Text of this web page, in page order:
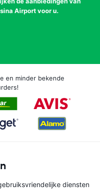
Airport voor u.
en minder bekende
diensten